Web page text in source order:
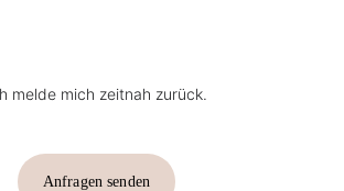
Anfragen senden
melde mich zeitnah zurück.